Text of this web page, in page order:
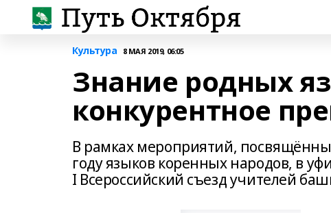
Культура 8 МАЯ 2019, 06:05
Знание родных
конкурентное
В рамках мероприятий,
году языков коренных народов, в
I Всероссийский съезд учителей